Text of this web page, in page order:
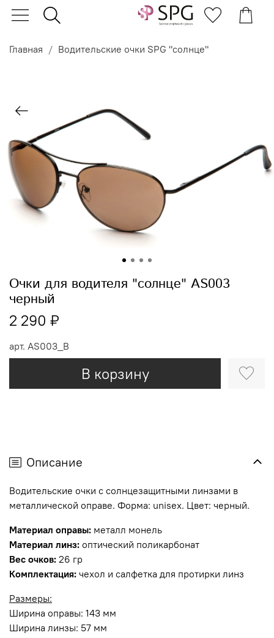
Главная Водительские очки SPG "солнце"
арт. AS003_B
Очки для водителя "солнце" AS003
черный
2 290 ₽
В корзину
Описание
Водительские очки с солнцезащитными линзами в
металлической оправе. Форма: unisex. Цвет: черный.
Материал оправы: металл монель
Материал линз: оптический поликарбонат
Вес очков: 26 гр
Комплектация: чехол и салфетка для протирки линз
Размеры:
Ширина оправы: 143 мм
Ширина линзы: 57 мм